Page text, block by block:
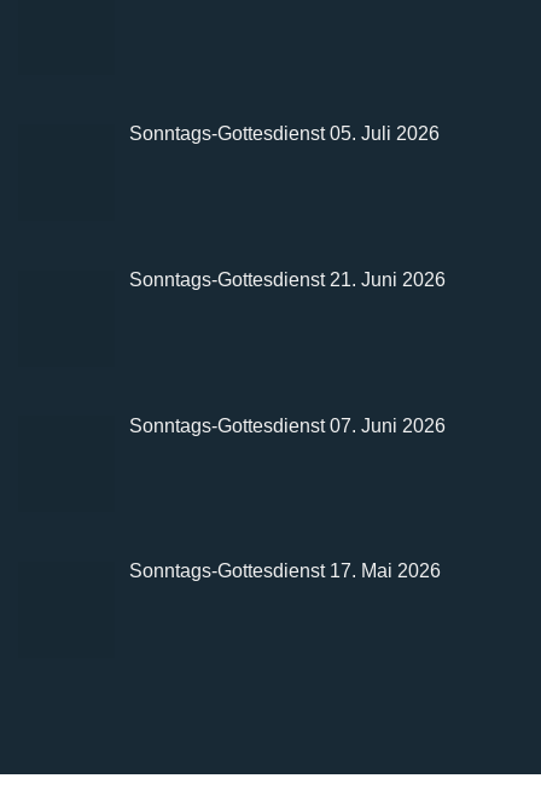
Sonntags-Gottesdienst 05. Juli 2026
Sonntags-Gottesdienst 21. Juni 2026
Sonntags-Gottesdienst 07. Juni 2026
Sonntags-Gottesdienst 17. Mai 2026